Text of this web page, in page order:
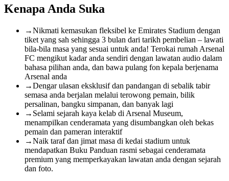
Kenapa Anda Suka
→Nikmati kemasukan fleksibel ke Emirates Stadium dengan
tiket yang sah sehingga 3 bulan dari tarikh pembelian – lawati
bila-bila masa yang sesuai untuk anda! Terokai rumah Arsenal
FC mengikut kadar anda sendiri dengan lawatan audio dalam
bahasa pilihan anda, dan bawa pulang fon kepala berjenama
Arsenal anda
→Dengar ulasan eksklusif dan pandangan di sebalik tabir
semasa anda berjalan melalui terowong pemain, bilik
persalinan, bangku simpanan, dan banyak lagi
→ Selami sejarah kaya kelab di Arsenal Museum,
menampilkan cenderamata yang disumbangkan oleh bekas
pemain dan pameran interaktif
→Naik taraf dan jimat masa di kedai stadium untuk
mendapatkan Buku Panduan rasmi sebagai cenderamata
premium yang memperkayakan lawatan anda dengan sejarah
dan foto.